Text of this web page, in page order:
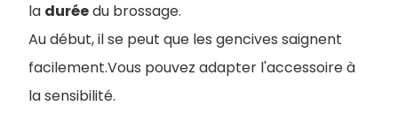
la duréedu brossage.
Au début, il se peut que les gencives saignent
facilement.Vous pouvez adapter l'accessoire à
la sensibilité.